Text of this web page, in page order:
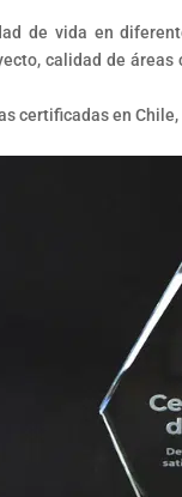
de vida en
calidad de
certificadas en